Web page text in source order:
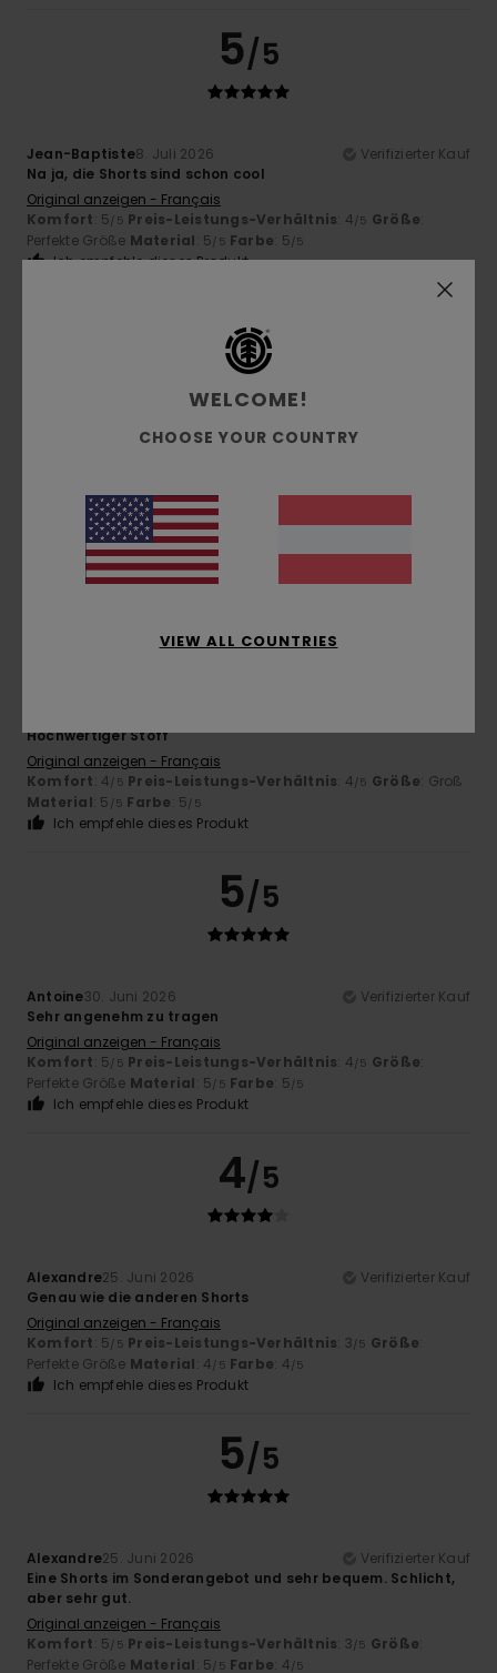
5/5
Jean-Baptiste8. Juli 2026
Verifizierter Kauf
Na ja, die Shorts sind schon cool
Original anzeigen - Français
Komfort: 5/5 Preis-Leistungs-Verhältnis: 4/5 Größe:
Perfekte Größe Material: 5/5 Farbe: 5/5
Ich empfehle dieses Produkt
5/5
5. Juli 2026
Komfort: 5/5 Preis-Leistungs-Verhältnis: 5 Größe
Material: 5/5 Farbe: 5/5
Ich empfehle dieses Produkt
Hochwertiger Stoff
Original anzeigen - Français
Komfort: 4/5 Preis-Leistungs-Verhältnis: 4/5 Größe: Groß
Material: 5 /5 Farbe: 5/5
Ich empfehle dieses Produkt
5/5
Antoine30. Juni 2026
Verifizierter Kauf
Sehr angenehm zu tragen
Original anzeigen - Français
Komfort: 5/5 Preis-Leistungs-Verhältnis: 4/5 Größe:
Perfekte Größe Material: 5/5 Farbe: 5/5
Ich empfehle dieses Produkt
4/5
Alexandre25. Juni 2026
Verifizierter Kauf
Genau wie die anderen Shorts
Original anzeigen - Français
Komfort: 5/5 Preis-Leistungs-Verhältnis: 3/5 Größe:
Perfekte Größe Material: 4/5 Farbe: 4/5
Ich empfehle dieses Produkt
5/5
Alexandre25. Juni 2026
Verifizierter Kauf
Eine Shorts im Sonderangebot und sehr bequem. Schlicht,
aber sehr gut.
Original anzeigen - Français
Komfort: 5/5 Preis-Leistungs-Verhältnis: 3/5 Größe:
Perfekte Größe Material: 5/5 Farbe: 4/5
WELCOME!
CHOOSE YOUR COUNTRY
VIEW ALL COUNTRIES